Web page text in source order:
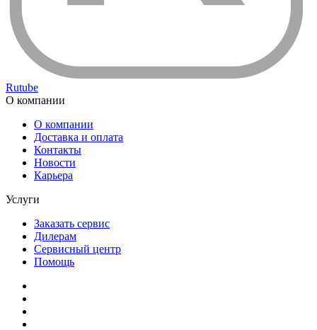
Rutube
О компании
О компании
Доставка и оплата
Контакты
Новости
Карьера
Услуги
Заказать сервис
Дилерам
Сервисный центр
Помощь